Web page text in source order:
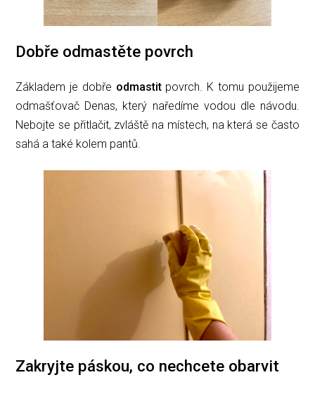
Dobře odmastěte povrch
Základem je dobře odmastitpovrch. K tomu použijeme
odmašťovač Denas, který naředíme vodou dle návodu.
Nebojte se přitlačit, zvláště na místech, na která se často
sahá a také kolem pantů.
Zakryjte páskou, co nechcete obarvit